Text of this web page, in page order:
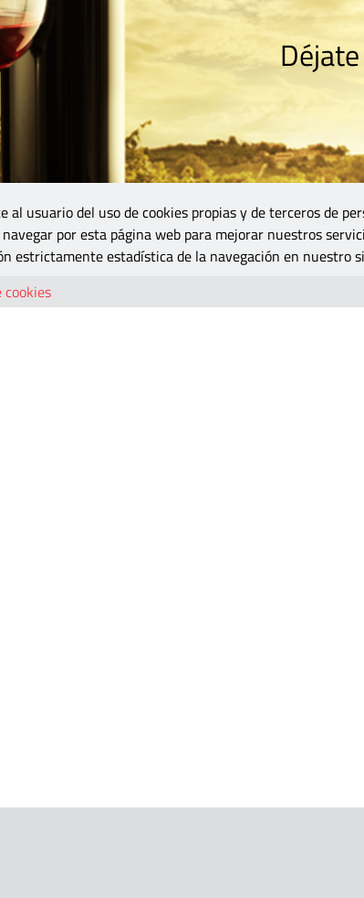
al usuario del uso de cookies propias y de terceros de
por esta página web para mejorar nuestros
estrictamente estadística de la navegación en nuestro
cookies